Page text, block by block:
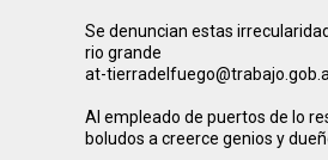
Se denuncian estas
rio grande
at-
Al empleado de puertos de lo
boludos a creerce genios y